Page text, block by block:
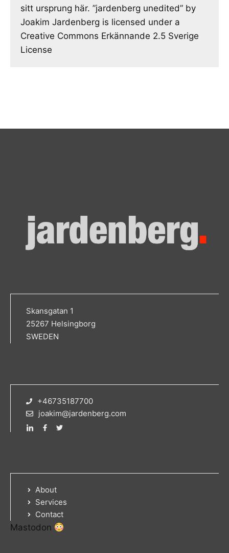
sitt ursprung här. ”jardenberg unedited” by
Joakim Jardenberg is licensed under a
Creative Commons Erkännande 2.5 Sverige
License
Skansgatan 1
25267 Helsingborg
SWEDEN
+46735187700
joakim@jardenberg.com
About
Services
Contact
Mastodon